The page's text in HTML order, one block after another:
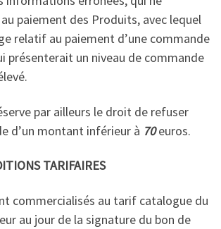
paiement des Produits, avec lequel
relatif au paiement d’une commande
présenterait un niveau de commande
par ailleurs le droit de refuser
d’un montant inférieur à 70euros.
TARIFAIRES
commercialisés au tarif catalogue du
au jour de la signature du bon de